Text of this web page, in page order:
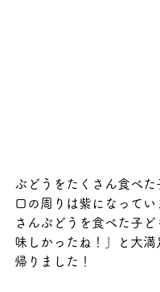
ぶどうをたくさん食べた
口の周りは紫になって
さんぶどうを食べた子ど
味しかったね！」と大満
帰りました！